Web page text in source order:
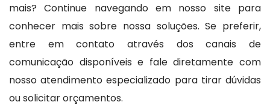
mais? Continue navegando em nosso site para
conhecer mais sobre nossa soluções. Se preferir,
entre em contato através dos canais de
comunicação disponíveis e fale diretamente com
nosso atendimento especializado para tirar dúvidas
ou solicitar orçamentos.